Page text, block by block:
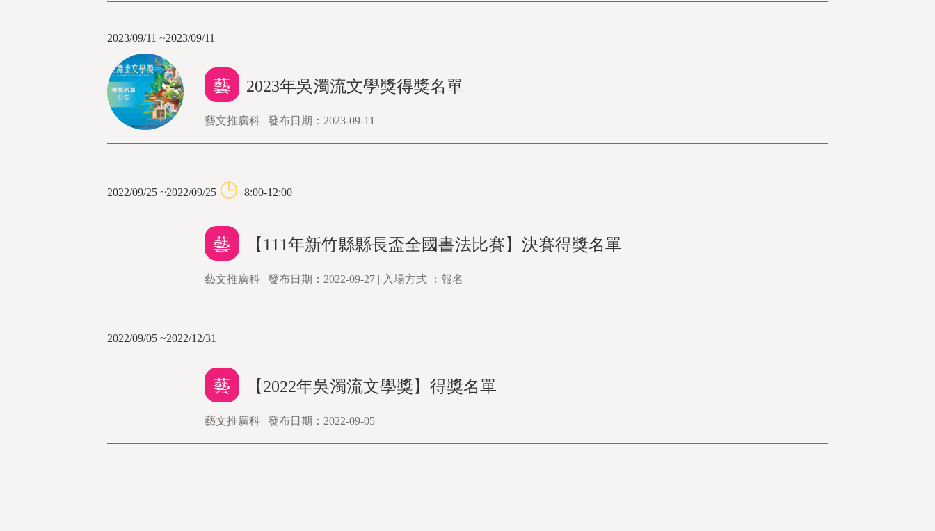
2023/09/11 ~2023/09/11
藝 2023年吳濁流文學獎得獎名單
藝文推廣科 | 發布日期：2023-09-11
2022/09/25 ~2022/09/25 ◷8:00-12:00
藝 【111年新竹縣縣長盃全國書法比賽】決賽得獎名單
藝文推廣科 | 發布日期：2022-09-27 | 入場方式 ：報名
2022/09/05 ~2022/12/31
藝 【2022年吳濁流文學獎】得獎名單
藝文推廣科 | 發布日期：2022-09-05